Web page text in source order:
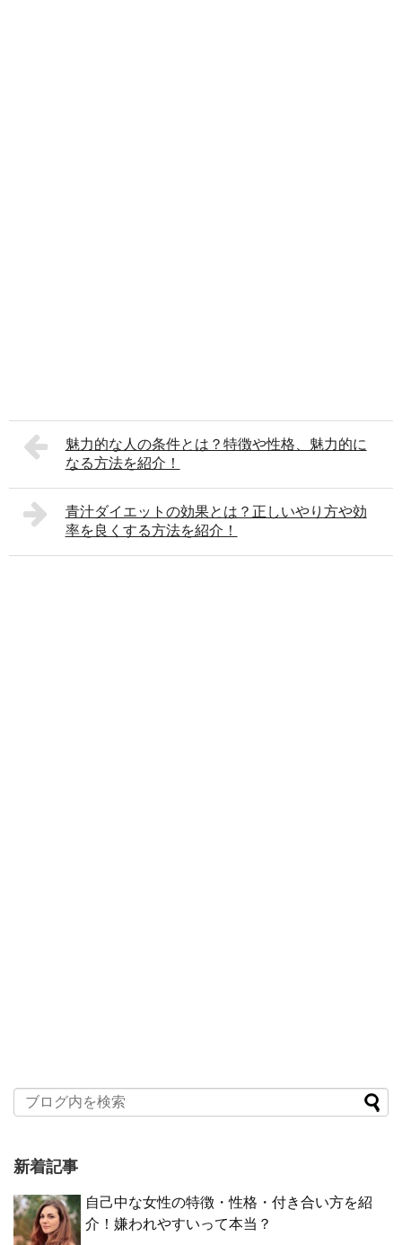
魅力的な人の条件とは？特徴や性格、魅力的に
なる方法を紹介！
青汁ダイエットの効果とは？正しいやり方や効
率を良くする方法を紹介！
新着記事
自己中な女性の特徴・性格・付き合い方を紹
介！嫌われやすいって本当？